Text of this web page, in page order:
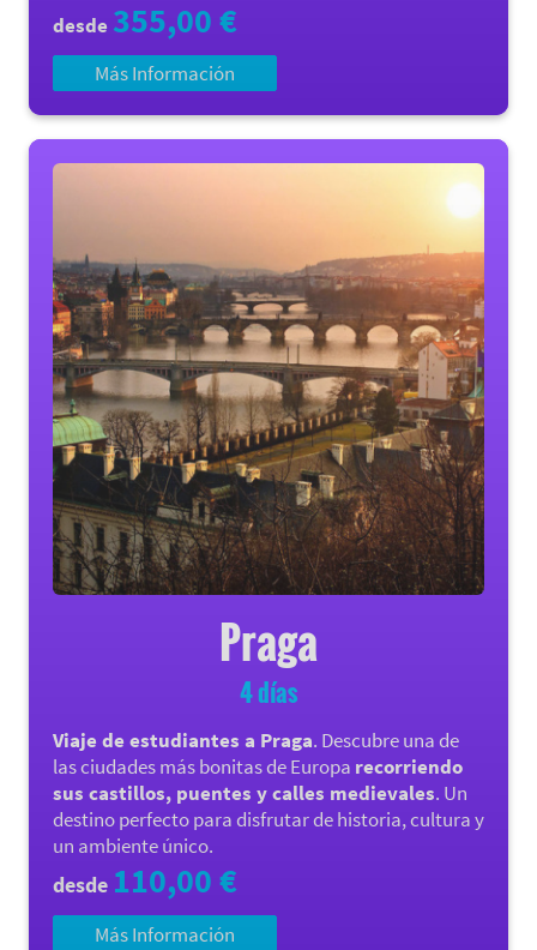
desde 355,00 €
Más Información
Praga​
4 días
Viaje de estudiantes a Praga. Descubre una de
las ciudades más bonitas de Europa recorriendo
sus castillos, puentes y calles medievales. Un
destino perfecto para disfrutar de historia, cultura y
un ambiente único.
desde 110,00 €
Más Información